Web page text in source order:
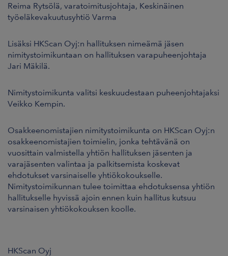
Reima Rytsölä, varatoimitusjohtaja, Keskinäinen
työeläkevakuutusyhtiö Varma
Lisäksi HKScan Oyj:n hallituksen nimeämä jäsen
nimitystoimikuntaan on hallituksen varapuheenjohtaja
Jari Mäkilä.
Nimitystoimikunta valitsi keskuudestaan puheenjohtajaksi
Veikko Kempin.
Osakkeenomistajien nimitystoimikunta on HKScan Oyj:n
osakkeenomistajien toimielin, jonka tehtävänä on
vuosittain valmistella yhtiön hallituksen jäsenten ja
varajäsenten valintaa ja palkitsemista koskevat
ehdotukset varsinaiselle yhtiökokoukselle.
Nimitystoimikunnan tulee toimittaa ehdotuksensa yhtiön
hallitukselle hyvissä ajoin ennen kuin hallitus kutsuu
varsinaisen yhtiökokouksen koolle.
HKScan Oyj